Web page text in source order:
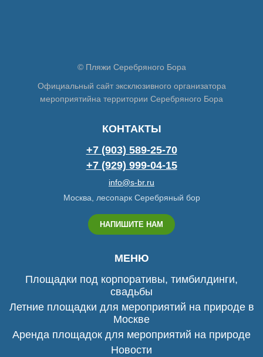
© Пляжи Серебряного Бора
Официальный сайт эксклюзивного организатора
мероприятийна территории Серебряного Бора
КОНТАКТЫ
+7 (903) 589-25-70
+7 (929) 999-04-15
info@s-br.ru
Москва, лесопарк Серебряный бор
НАПИШИТЕ НАМ
МЕНЮ
Площадки под корпоративы, тимбилдинги,
свадьбы
Летние площадки для мероприятий на природе в
Москве
Аренда площадок для мероприятий на природе
Новости